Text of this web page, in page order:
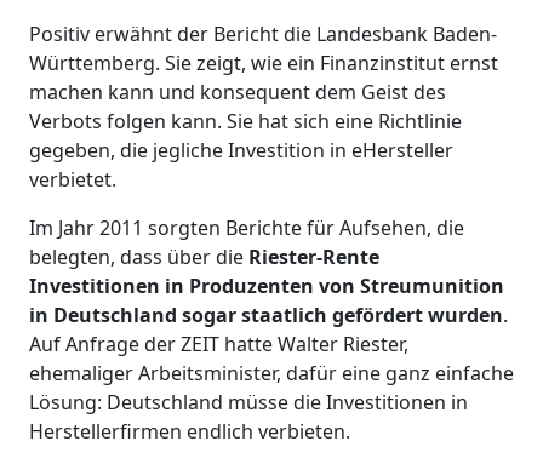
Positiv erwähnt der Bericht die Landesbank Baden-
Württemberg. Sie zeigt, wie ein Finanzinstitut ernst
machen kann und konsequent dem Geist des
Verbots folgen kann. Sie hat sich eine Richtlinie
gegeben, die jegliche Investition in eHersteller
verbietet.
Im Jahr 2011 sorgten Berichte für Aufsehen, die
belegten, dass über die Riester-Rente
Investitionen in Produzenten von Streumunition
in Deutschland sogar staatlich gefördert wurden.
Auf Anfrage der ZEIT hatte Walter Riester,
ehemaliger Arbeitsminister, dafür eine ganz einfache
Lösung: Deutschland müsse die Investitionen in
Herstellerfirmen endlich verbieten.